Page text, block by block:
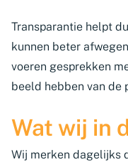
Transparantie helpt
kunnen beter
voeren gesprekken
beeld hebben van de
Wat wij in
Wij merken dagelijks